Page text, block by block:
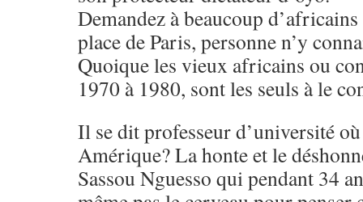
Demandez à beaucoup
place de Paris, personne n’y
Quoique les vieux africains ou
1970 à 1980, sont les seuls à le
Il se dit professeur d’université
Amérique? La honte et le
Sassou Nguesso qui pendant 34